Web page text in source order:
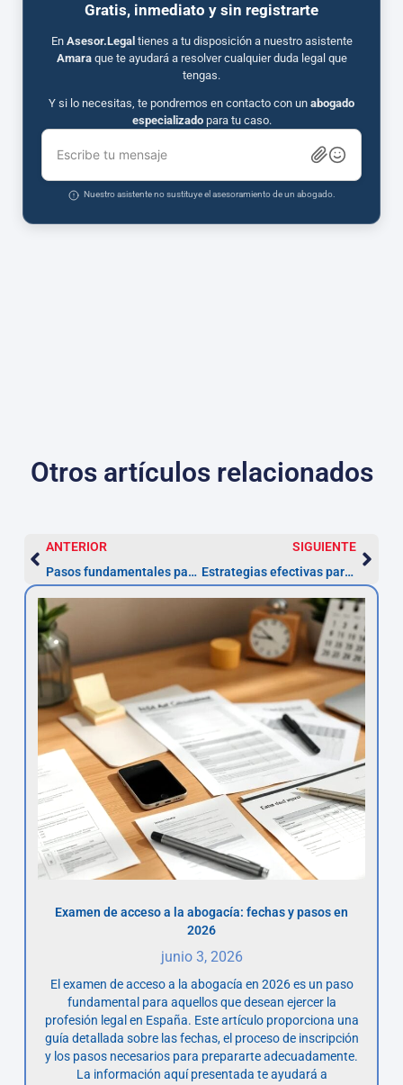
Gratis, inmediato y sin registrarte
En Asesor.Legal tienes a tu disposición a nuestro asistente
Amaraque te ayudará a resolver cualquier duda legal que
tengas.
Y si lo necesitas, te pondremos en contacto con un abogado
especializadopara tu caso.
Escribe tu mensaje
Nuestro asistente no sustituye el asesoramiento de un abogado.
Otros artículos relacionados
ANTERIOR
Pasos fundamentales para impugnar una multa ZBE en Madrid
SIGUIENTE
Estrategias efectivas para recuperar el importe de multas ZBE ilegales
Examen de acceso a la abogacía: fechas y pasos en
2026
junio 3, 2026
El examen de acceso a la abogacía en 2026 es un paso
fundamental para aquellos que desean ejercer la
profesión legal en España. Este artículo proporciona una
guía detallada sobre las fechas, el proceso de inscripción
y los pasos necesarios para prepararte adecuadamente.
La información aquí presentada te ayudará a